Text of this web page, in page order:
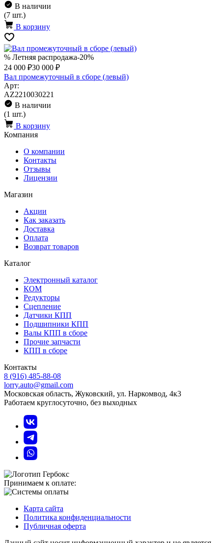
В наличии
(7 шт.)
В корзину
% Летняя распродажа-20%
24 000 ₽30 000 ₽
Вал промежуточный в сборе (левый)
Арт:
AZ2210030221
В наличии
(1 шт.)
В корзину
Компания
О компании
Контакты
Отзывы
Лицензии
Магазин
Акции
Как заказать
Доставка
Оплата
Возврат товаров
Каталог
Электронный каталог
КОМ
Редукторы
Сцепление
Датчики КПП
Подшипники КПП
Валы КПП в сборе
Прочие запчасти
КПП в сборе
Контакты
8 (916) 485-88-08
lorry.auto@gmail.com
Московская область, Жуковский, ул. Наркомвод, 4к3
Работаем круглосуточно, без выходных
Принимаем к оплате:
Карта сайта
Политика конфиденциальности
Публичная оферта